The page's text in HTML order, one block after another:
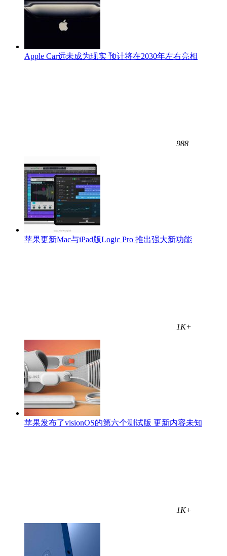
Apple Car远未成为现实 预计将在2030年左右亮相
988
苹果更新Mac与iPad版Logic Pro 推出强大新功能
1K+
苹果发布了visionOS的第六个测试版 更新内容未知
1K+